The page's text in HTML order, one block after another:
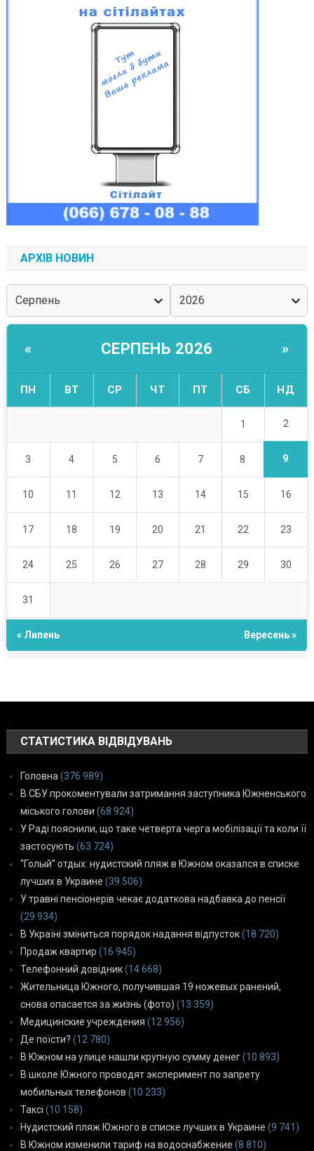
АРХІВ НОВИН
« СЕРПЕНЬ 2026 »
ПН ВТ СР ЧТ ПТ СБ НД
1 2
3 4 5 6 7 8 9
10 11 12 13 14 15 16
17 18 19 20 21 22 23
24 25 26 27 28 29 30
31
« Липень Вересень »
СТАТИСТИКА ВІДВІДУВАНЬ
Головна (376 989)
В СБУ прокоментували затримання заступника Южненського
міського голови (68 924)
У Раді пояснили, що таке четверта черга мобілізації та коли її
застосують (63 724)
“Голый” отдых: нудистский пляж в Южном оказался в списке
лучших в Украине (39 506)
У травні пенсіонерів чекає додаткова надбавка до пенсії
(29 934)
В Україні зміниться порядок надання відпусток(18 720)
Продаж квартир (16 945)
Телефонний довідник(14 668)
Жительница Южного, получившая 19 ножевых ранений,
снова опасается за жизнь (фото) (13 359)
Медицинские учреждения (12 956)
Де поїсти? (12 780)
В Южном на улице нашли крупную сумму денег(10 893)
В школе Южного проводят эксперимент по запрету
мобильных телефонов (10 233)
Таксі (10 158)
Нудистский пляж Южного в списке лучших в Украине (9 741)
В Южном изменили тариф на водоснабжение (8 810)